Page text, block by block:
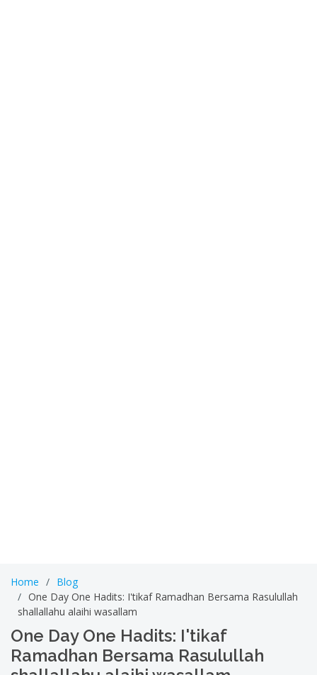
Home
Blog
One Day One Hadits: I'tikaf Ramadhan Bersama Rasulullah
shallallahu alaihi wasallam
One Day One Hadits: I'tikaf
Ramadhan Bersama Rasulullah